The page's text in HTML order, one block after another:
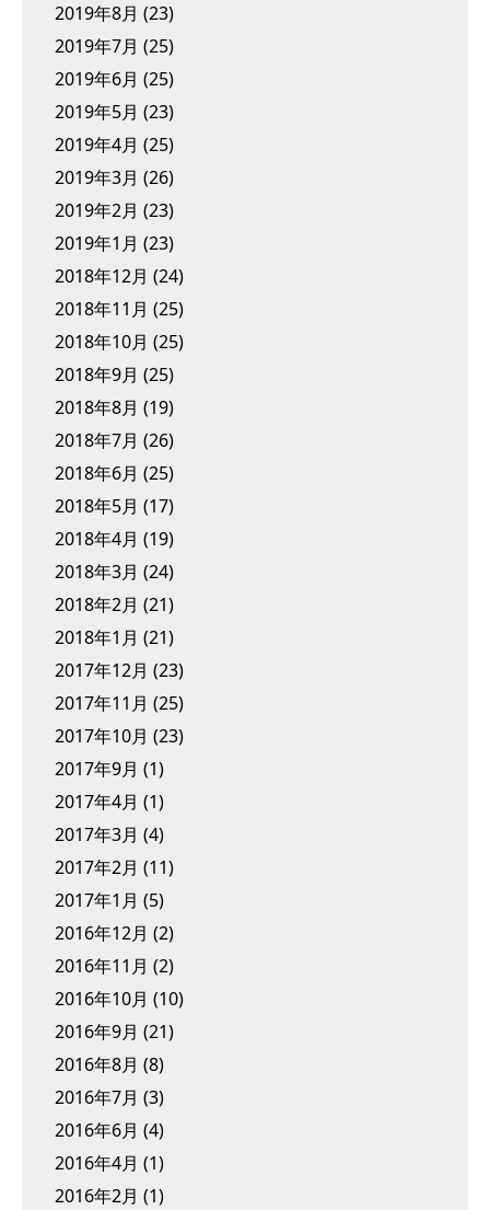
2019年8月 (23)
2019年7月 (25)
2019年6月 (25)
2019年5月 (23)
2019年4月 (25)
2019年3月 (26)
2019年2月 (23)
2019年1月 (23)
2018年12月 (24)
2018年11月 (25)
2018年10月 (25)
2018年9月 (25)
2018年8月 (19)
2018年7月 (26)
2018年6月 (25)
2018年5月 (17)
2018年4月 (19)
2018年3月 (24)
2018年2月 (21)
2018年1月 (21)
2017年12月 (23)
2017年11月 (25)
2017年10月 (23)
2017年9月 (1)
2017年4月 (1)
2017年3月 (4)
2017年2月 (11)
2017年1月 (5)
2016年12月 (2)
2016年11月 (2)
2016年10月 (10)
2016年9月 (21)
2016年8月 (8)
2016年7月 (3)
2016年6月 (4)
2016年4月 (1)
2016年2月 (1)